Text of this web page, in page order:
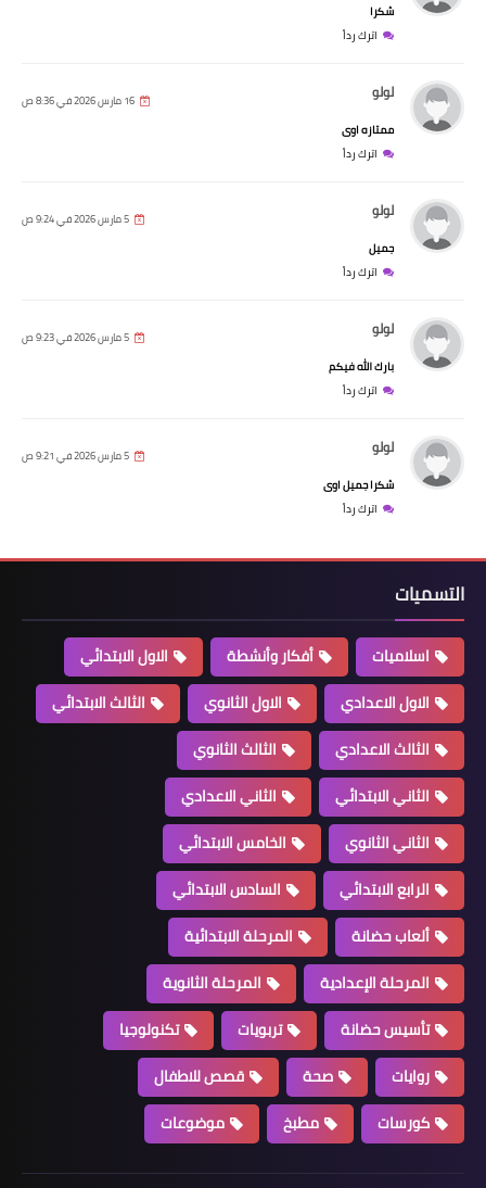
شكرا
اترك رداً
لولو 16 مارس 2026 في 8:36 ص
ممتازه اوى
اترك رداً
لولو 5 مارس 2026 في 9:24 ص
جميل
اترك رداً
لولو 5 مارس 2026 في 9:23 ص
بارك الله فيكم
اترك رداً
لولو 5 مارس 2026 في 9:21 ص
شكرا جميل اوى
اترك رداً
التسميات
اسلاميات أفكار وأنشطة
الاول الابتدائي
الاول الاعدادي
الاول الثانوي
الثالث الابتدائي
الثالث الاعدادي
الثالث الثانوي
الثاني الابتدائي
الثاني الاعدادي
الثاني الثانوي
الخامس الابتدائي
الرابع الابتدائي
السادس الابتدائي
ألعاب حضانة
المرحلة الابتدائية
المرحلة الإعدادية
المرحلة الثانوية
تأسيس حضانة
تربويات
تكنولوجيا
روايات
صحة
قصص للاطفال
كورسات
مطبخ موضوعات